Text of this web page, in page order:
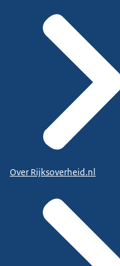
Over Rijksoverheid.nl